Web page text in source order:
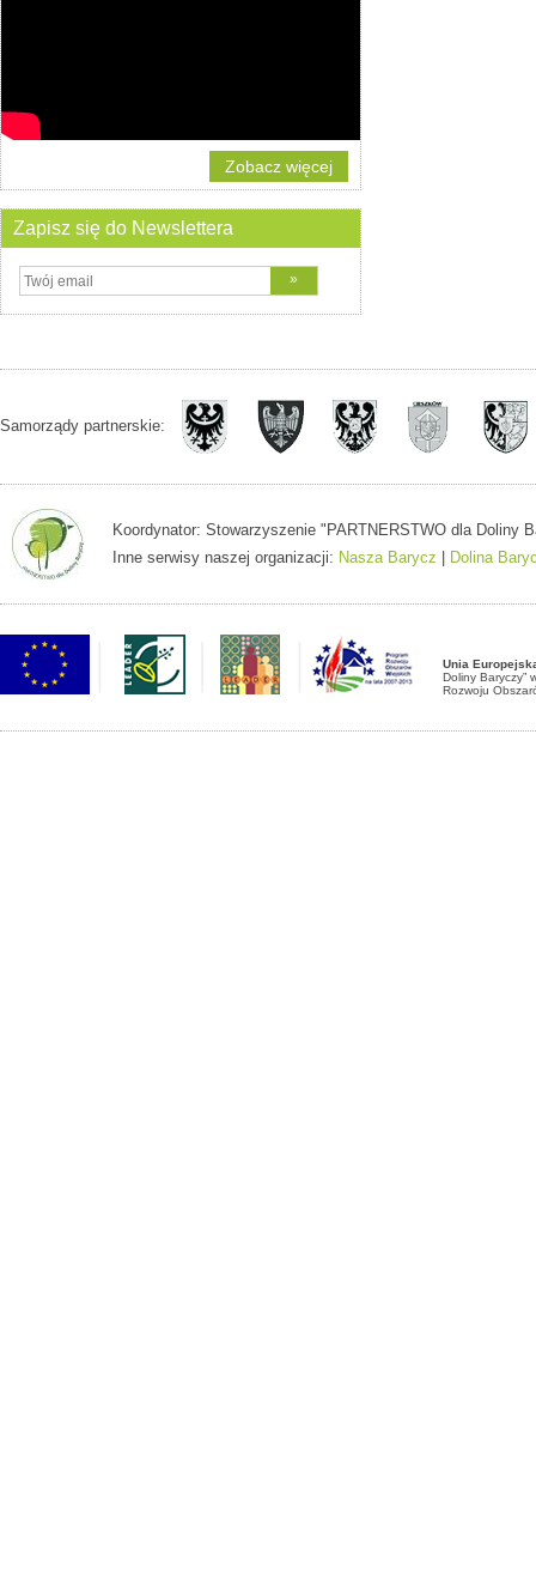
Zobacz więcej
Zapisz się do Newslettera
Samorządy partnerskie:
Koordynator: Stowarzyszenie "PARTNERSTWO dla
Inne serwisy naszej organizacji: Nasza Barycz Dolina
Unia
Doliny Baryczy”
Rozwoju